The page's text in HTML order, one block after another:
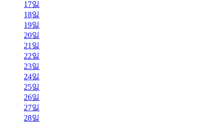
17일
18일
19일
20일
21일
22일
23일
24일
25일
26일
27일
28일